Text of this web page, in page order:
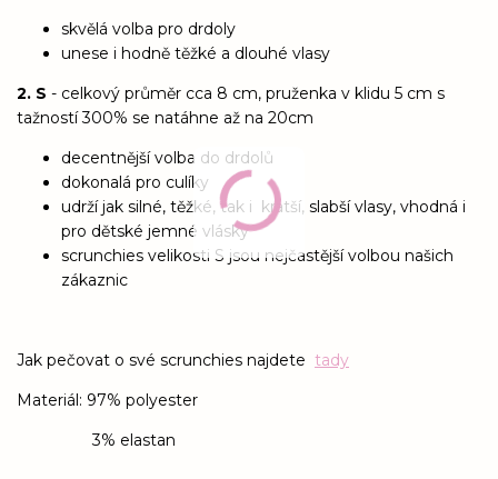
skvělá volba pro drdoly
unese i hodně těžké a dlouhé vlasy
2. S - celkový průměr cca 8 cm, pruženka v klidu 5 cm s
tažností 300% se natáhne až na 20cm
decentnější volba do drdolů
dokonalá pro culíky
udrží jak silné, těžké, tak i kratší, slabší vlasy, vhodná i
pro dětské jemné vlásky
scrunchies velikosti S jsou nejčastější volbou našich
zákaznic
Jak pečovat o své scrunchies najdete tady
Materiál: 97% polyester
3% elastan